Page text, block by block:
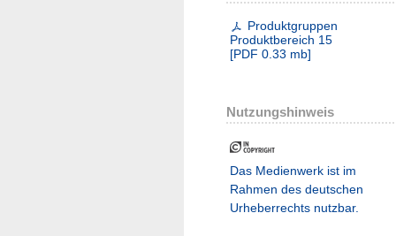
Produktgruppen
Produktbereich 15
[PDF 0.33 mb]
Nutzungshinweis
Das Medienwerk ist im
Rahmen des deutschen
Urheberrechts nutzbar.